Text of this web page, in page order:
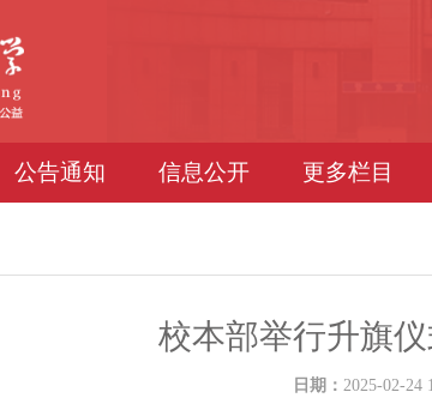
公告通知 信息公开 更多栏目
校本部举行升旗
日期： 2025-02-24